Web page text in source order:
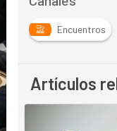
Encuentros
Artículos